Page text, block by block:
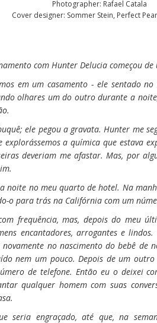
Photographer: Rafael Catala
Cover designer: Sommer Stein, Perfect
com Hunter Delucia começou
em um casamento - ele sentado
olhares um do outro durante a
ele pegou a gravata. Hunter me
explorássemos a química que estava
deveriam me afastar. Mas, por
noite no meu quarto de hotel. Na
o para trás na Califórnia com um
frequência, mas, depois do meu
encantadores, arrogantes e
novamente no nascimento do bebê de
nem um pouco. Depois de um
de telefone. Então eu o deixei
qualquer homem com suas
seria engraçado, até que, na